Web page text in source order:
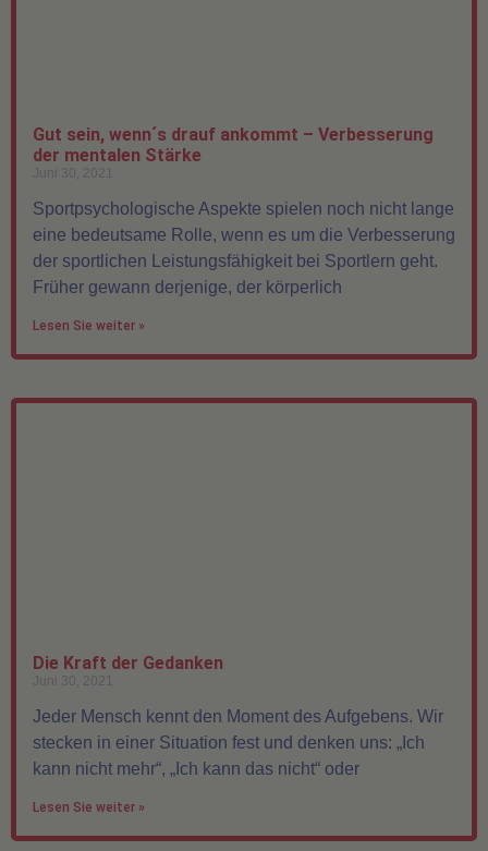
Gut sein, wenn´s drauf ankommt – Verbesserung
der mentalen Stärke
Juni 30, 2021
Sportpsychologische Aspekte spielen noch nicht lange
eine bedeutsame Rolle, wenn es um die Verbesserung
der sportlichen Leistungsfähigkeit bei Sportlern geht.
Früher gewann derjenige, der körperlich
Lesen Sie weiter »
Die Kraft der Gedanken
Juni 30, 2021
Jeder Mensch kennt den Moment des Aufgebens. Wir
stecken in einer Situation fest und denken uns: „Ich
kann nicht mehr“, „Ich kann das nicht“ oder
Lesen Sie weiter »